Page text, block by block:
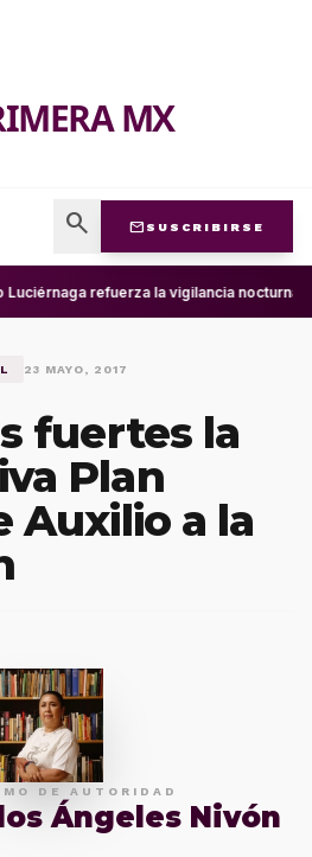
MX
search mail SUSCRIBIRSE
Luciérnaga refuerza la vigilancia nocturna
23 MAYO, 2017
fuertes la
Plan
Auxilio a la
DE AUTORIDAD
Ángeles Nivón